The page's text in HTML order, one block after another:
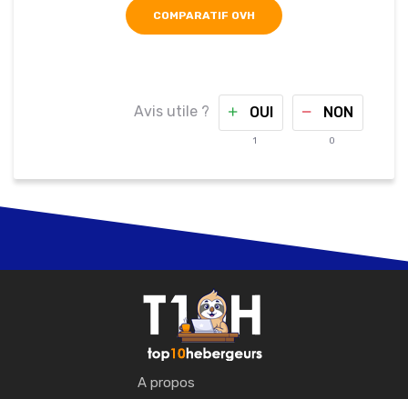
COMPARATIF OVH
Avis utile ? OUI
1
NON
0
A propos